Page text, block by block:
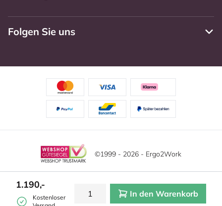
1.190,-
Kostenloser
In den Warenkorb
Folgen Sie uns
©1999 - 2026 - Ergo2Work
Allgemeine Geschäftsbedingungen
Cookie-Einstellungen